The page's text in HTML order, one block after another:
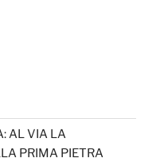
AL VIA LA
PRIMA PIETRA